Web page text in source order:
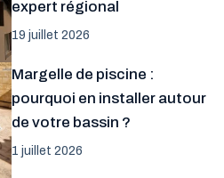
expert régional
19 juillet 2026
Margelle de piscine :
pourquoi en installer autour
de votre bassin ?
1 juillet 2026